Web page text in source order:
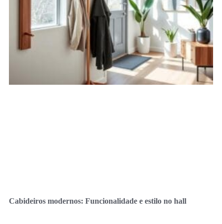
Cabideiros modernos: Funcionalidade e estilo no hall